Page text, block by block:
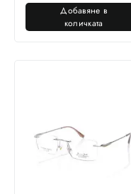
Добавяне в
количката